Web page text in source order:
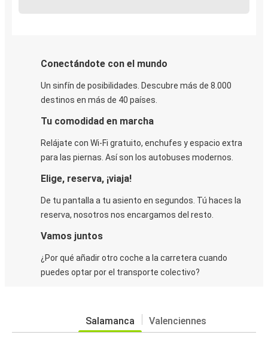
Conectándote con el mundo
Un sinfín de posibilidades. Descubre más de 8.000
destinos en más de 40 países.
Tu comodidad en marcha
Relájate con Wi-Fi gratuito, enchufes y espacio extra
para las piernas. Así son los autobuses modernos.
Elige, reserva, ¡viaja!
De tu pantalla a tu asiento en segundos. Tú haces la
reserva, nosotros nos encargamos del resto.
Vamos juntos
¿Por qué añadir otro coche a la carretera cuando
puedes optar por el transporte colectivo?
Salamanca Valenciennes